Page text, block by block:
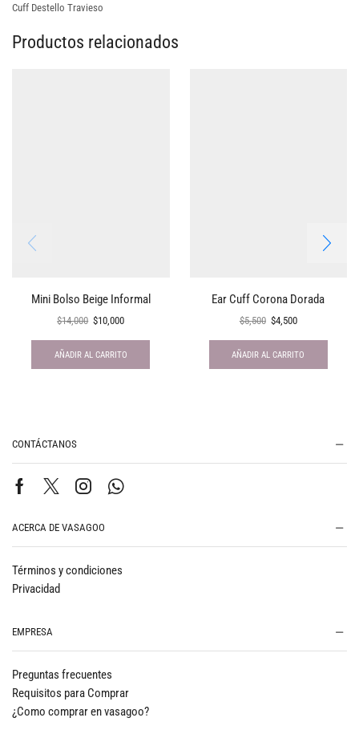
Cuff Destello Travieso
Productos relacionados
Mini Bolso Beige Informal
$14,000 $10,000
AÑADIR AL CARRITO
Ear Cuff Corona Dorada
$5,500 $4,500
AÑADIR AL CARRITO
CONTÁCTANOS
ACERCA DE VASAGOO
Términos y condiciones
Privacidad
EMPRESA
Preguntas frecuentes
Requisitos para Comprar
¿Como comprar en vasagoo?